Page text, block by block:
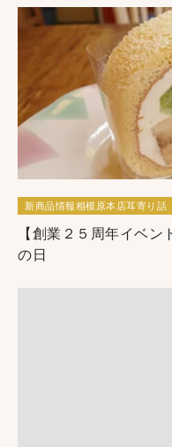
新商品情報相模原本店耳寄り話
【創業２５周年イベ
の日